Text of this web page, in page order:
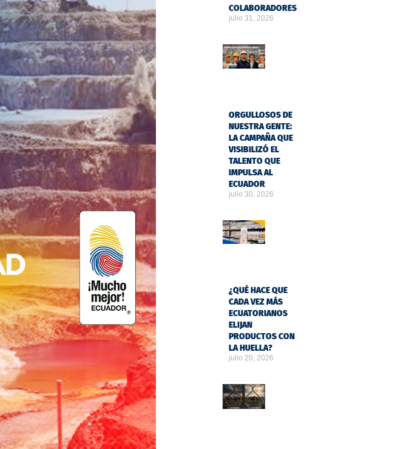
COLABORADORES
julio 31, 2026
ORGULLOSOS DE
NUESTRA GENTE:
LA CAMPAÑA QUE
VISIBILIZÓ EL
TALENTO QUE
IMPULSA AL
ECUADOR
julio 30, 2026
¿QUÉ HACE QUE
CADA VEZ MÁS
ECUATORIANOS
ELIJAN
PRODUCTOS CON
LA HUELLA?
julio 20, 2026